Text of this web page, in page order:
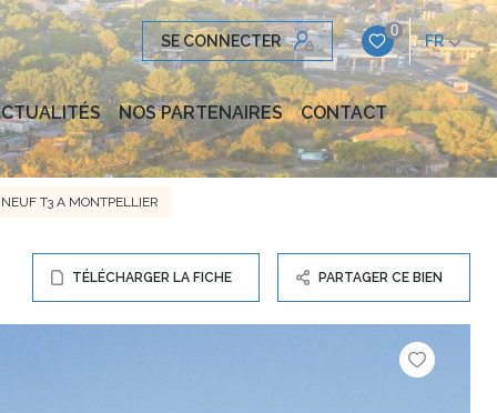
SE CONNECTER
0
FR
NOS PARTENAIRES CONTACT
T3 A MONTPELLIER
TÉLÉCHARGER LA FICHE PARTAGER CE BIEN